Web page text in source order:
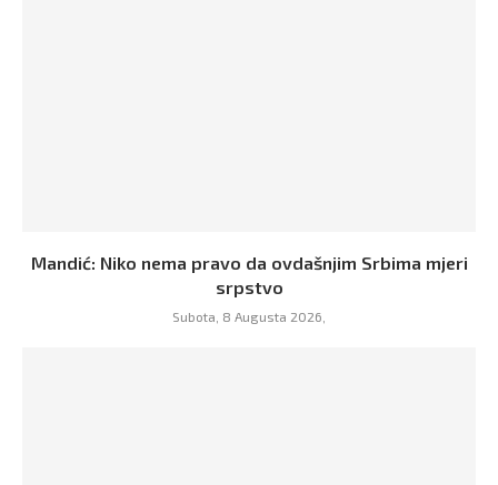
Mandić: Niko nema pravo da ovdašnjim Srbima mjeri
srpstvo
Subota, 8 Augusta 2026,